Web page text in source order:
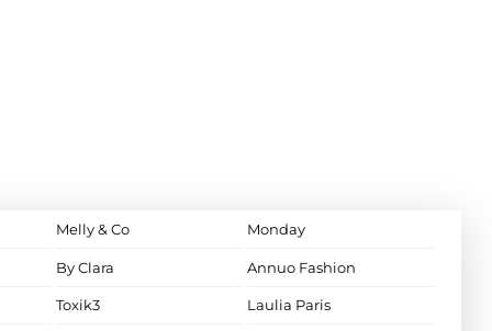
Melly & Co Monday
By Clara Annuo Fashion
Toxik3 Laulia Paris